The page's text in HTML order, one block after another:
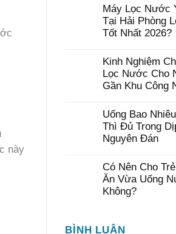
này
Máy Lọc Nước
Tại Hải Phòng
Tốt Nhất 2026?
Kinh Nghiệm
Lọc Nước Cho
Gần Khu Công
Uống Bao
Thì Đủ Trong
Nguyên Đán
Có Nên Cho
Ăn Vừa Uống
Không?
BÌNH LUẬN